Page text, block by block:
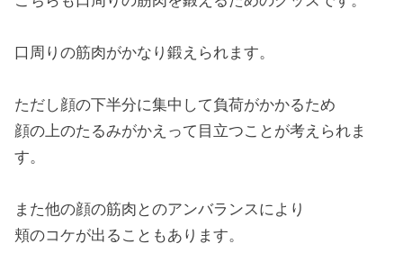
口周りの筋肉がかなり鍛えられます。
ただし顔の下半分に集中して負荷がかかるため
顔の上のたるみがかえって目立つことが考えられま
す。
また他の顔の筋肉とのアンバランスにより
頬のコケが出ることもあります。